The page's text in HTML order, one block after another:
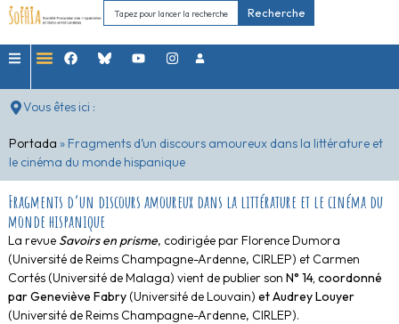
Recherche
Vous êtes ici :
Portada » Fragments d’un discours amoureux dans la littérature et
le cinéma du monde hispanique
Fragments d’un discours amoureux dans la littérature et le cinéma du
monde hispanique
La revue Savoirs en prisme, codirigée par Florence Dumora
(Université de Reims Champagne-Ardenne, CIRLEP) et Carmen
Cortés (Université de Malaga) vient de publier son N° 14, coordonné
par Geneviève Fabry(Université de Louvain) et Audrey Louyer
(Université de Reims Champagne-Ardenne, CIRLEP).